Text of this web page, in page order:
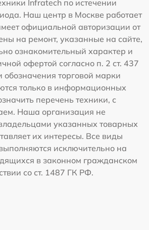
Infratech по истечении
Наш центр в Москве работает
официальной авторизации от
на ремонт, указанные на сайте,
ознакомительный характер и
офертой согласно п. 2 ст. 437
торговой марки
только в информационных
перечень техники, с
Наша организация не
указанных товарных
их интересы. Все виды
исключительно на
в законном гражданском
со ст. 1487 ГК РФ.